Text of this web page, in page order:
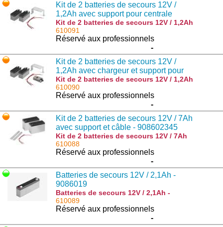
Kit de 2 batteries de secours 12V /
1,2Ah avec support pour centrale
BRAINY24 PLUS- 976000841
Kit de 2 batteries de secours 12V / 1,2Ah
avec support pour centrale BRAINY24
PLUS- 976000841 : BRAINY24.CB-SW
610091
Réservé aux professionnels
-
Kit de 2 batteries de secours 12V /
1,2Ah avec chargeur et support pour
centrale BRAINY24 - 9760014
Kit de 2 batteries de secours 12V / 1,2Ah
avec chargeur et support pour centrale
BRAINY24 - 9760014 : BRAINY24.CB
610090
Réservé aux professionnels
-
Kit de 2 batteries de secours 12V / 7Ah
avec support et câble - 908602345
Kit de 2 batteries de secours 12V / 7Ah
avec support et câble - 908602345 :
BT6.BAT
610088
Réservé aux professionnels
-
Batteries de secours 12V / 2,1Ah -
9086019
Batteries de secours 12V / 2,1Ah -
9086019 : DA.BT2
610089
Réservé aux professionnels
-